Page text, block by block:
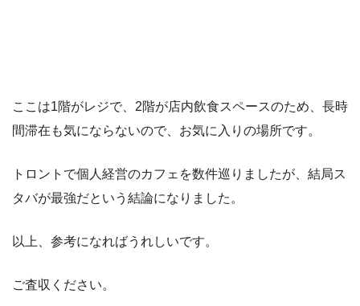
ここは1階がレジで、2階が店内飲食スペースのため、長時
間滞在も気にならないので、お気に入りの場所です。
トロントで個人経営のカフェを数件巡りましたが、結局ス
タバが最強だという結論になりました。
以上、参考になればうれしいです。
ご査収ください。